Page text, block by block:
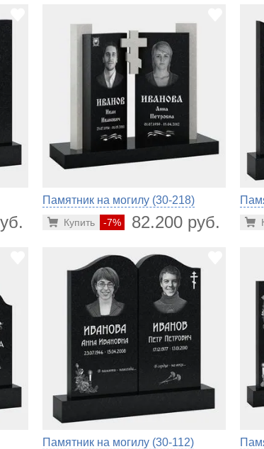
Памятник на могилу (30-218)
-7% 82.200 руб.
Купить
Памятник на могилу (30-112)